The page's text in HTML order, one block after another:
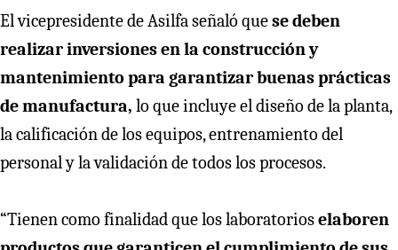
El vicepresidente de Asilfa señaló quese deben
realizar inversiones en la construcción y
mantenimiento para garantizar buenas prácticas
de manufactura, lo que incluye el diseño de la planta,
la calificación de los equipos, entrenamiento del
personal y la validación de todos los procesos.
“Tienen como finalidad que los laboratorioselaboren